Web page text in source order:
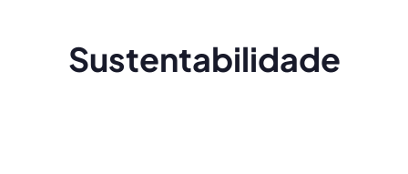
Sustentabilidade